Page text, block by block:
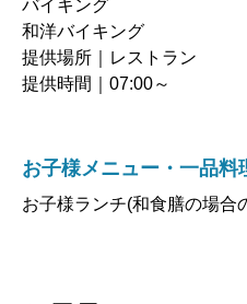
和洋バイキング
提供場所｜レストラン
提供時間｜07:00～
お子様ランチ(和食膳の場合